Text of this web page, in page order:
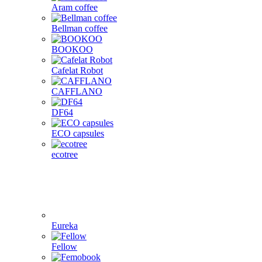
Aram coffee
Bellman coffee
BOOKOO
Cafelat Robot
CAFFLANO
DF64
ECO capsules
ecotree
Eureka
Fellow